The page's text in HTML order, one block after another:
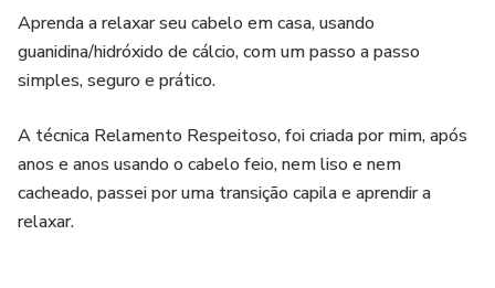
Aprenda a relaxar seu cabelo em casa, usando
guanidina/hidróxido de cálcio, com um passo a passo
simples, seguro e prático.
A técnica Relamento Respeitoso, foi criada por mim, após
anos e anos usando o cabelo feio, nem liso e nem
cacheado, passei por uma transição capila e aprendir a
relaxar.